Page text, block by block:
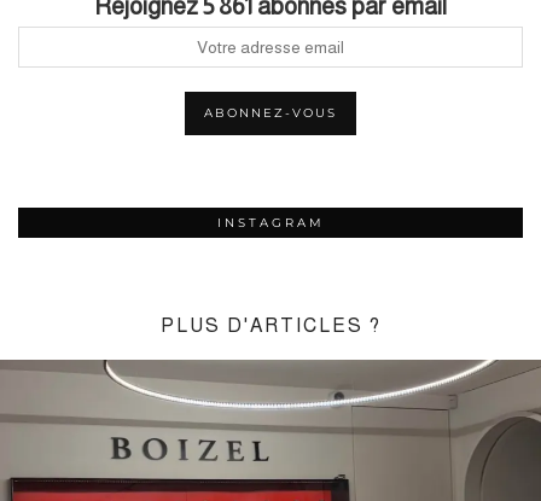
Rejoignez 5 861 abonnés par email
INSTAGRAM
PLUS D'ARTICLES ?